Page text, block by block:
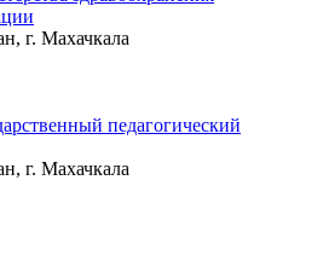
г. Махачкала
педагогический
г. Махачкала